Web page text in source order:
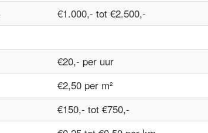
€1.000,- tot €2.500,-
€20,- per uur
€2,50 per m²
€150,- tot €750,-